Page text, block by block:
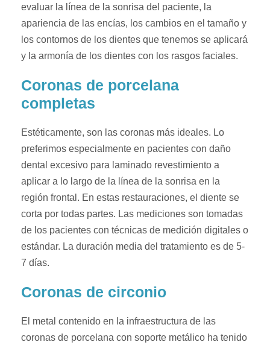
evaluar la línea de la sonrisa del paciente, la
apariencia de las encías, los cambios en el tamaño y
los contornos de los dientes que tenemos se aplicará
y la armonía de los dientes con los rasgos faciales.
Coronas de porcelana
completas
Estéticamente, son las coronas más ideales. Lo
preferimos especialmente en pacientes con daño
dental excesivo para laminado revestimiento a
aplicar a lo largo de la línea de la sonrisa en la
región frontal. En estas restauraciones, el diente se
corta por todas partes. Las mediciones son tomadas
de los pacientes con técnicas de medición digitales o
estándar. La duración media del tratamiento es de 5-
7 días.
Coronas de circonio
El metal contenido en la infraestructura de las
coronas de porcelana con soporte metálico ha tenido